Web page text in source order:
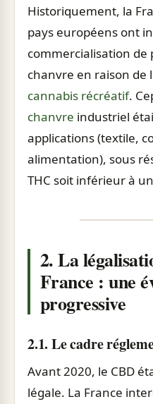
Historiquement, la
pays européens ont
commercialisation de
chanvre en raison de
cannabis récréatif.
chanvre industriel
applications (textile,
alimentation), sous
THC soit inférieur à
2. La
France : une
progressive
2.1. Le cadre
Avant 2020, le CBD
légale. La France